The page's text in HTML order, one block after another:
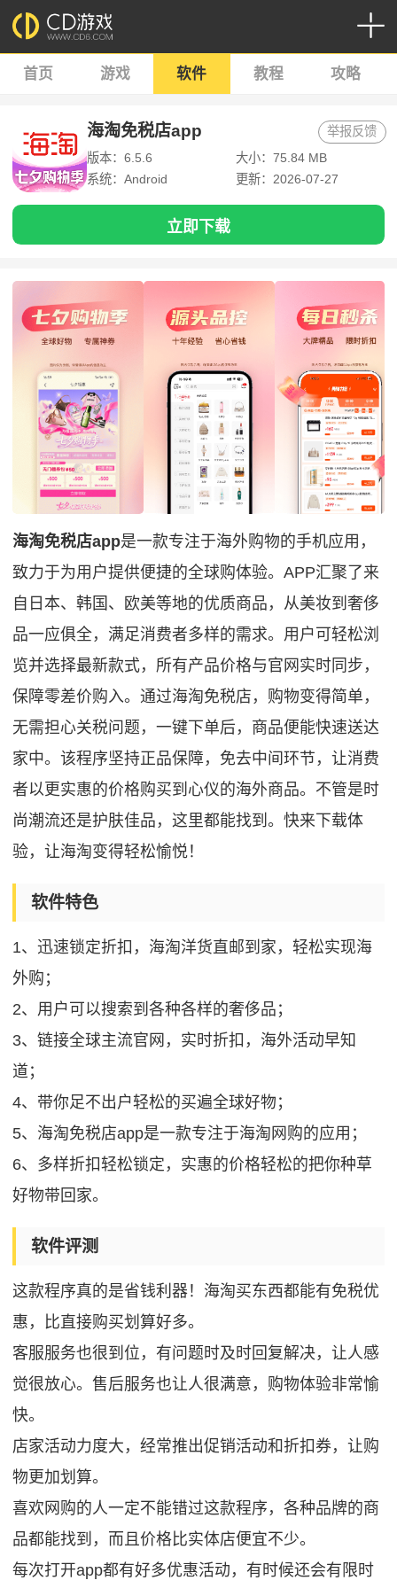
首页 游戏 软件 教程 攻略
海淘免税店app
版本：6.5.6
大小：75.84 MB
系统：Android
更新：2026-07-27
举报反馈
立即下载
海淘免税店app是一款专注于海外购物的手机应用，
致力于为用户提供便捷的全球购体验。APP汇聚了来
自日本、韩国、欧美等地的优质商品，从美妆到奢侈
品一应俱全，满足消费者多样的需求。用户可轻松浏
览并选择最新款式，所有产品价格与官网实时同步，
保障零差价购入。通过海淘免税店，购物变得简单，
无需担心关税问题，一键下单后，商品便能快速送达
家中。该程序坚持正品保障，免去中间环节，让消费
者以更实惠的价格购买到心仪的海外商品。不管是时
尚潮流还是护肤佳品，这里都能找到。快来下载体
验，让海淘变得轻松愉悦！
软件特色
1、迅速锁定折扣，海淘洋货直邮到家，轻松实现海
外购；
2、用户可以搜索到各种各样的奢侈品；
3、链接全球主流官网，实时折扣，海外活动早知
道；
4、带你足不出户轻松的买遍全球好物；
5、海淘免税店app是一款专注于海淘网购的应用；
6、多样折扣轻松锁定，实惠的价格轻松的把你种草
好物带回家。
软件评测
这款程序真的是省钱利器！海淘买东西都能有免税优
惠，比直接购买划算好多。
客服服务也很到位，有问题时及时回复解决，让人感
觉很放心。售后服务也让人很满意，购物体验非常愉
快。
店家活动力度大，经常推出促销活动和折扣券，让购
物更加划算。
喜欢网购的人一定不能错过这款程序，各种品牌的商
品都能找到，而且价格比实体店便宜不少。
每次打开app都有好多优惠活动，有时候还会有限时